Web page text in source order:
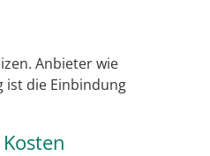
Anbieter wie
ist die Einbindung